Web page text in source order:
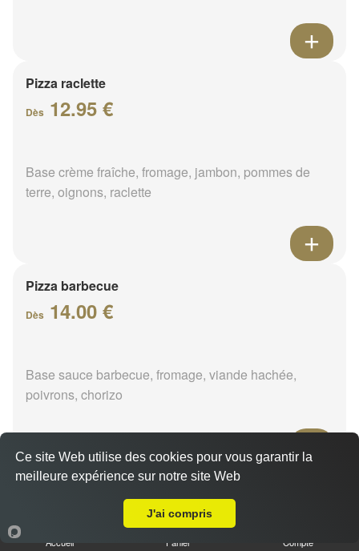
Pizza raclette
Dès 12.95 €
Base crème fraîche, fromage, jambon, pommes de
terre, oignons, raclette
Pizza barbecue
Dès 14.00 €
Base sauce barbecue, fromage, viande hachée,
poivrons, chorizo
Pizza cannibale
Accueil Panier Compte
Ce site Web utilise des cookies pour vous garantir la
meilleure expérience sur notre site Web
J'ai compris